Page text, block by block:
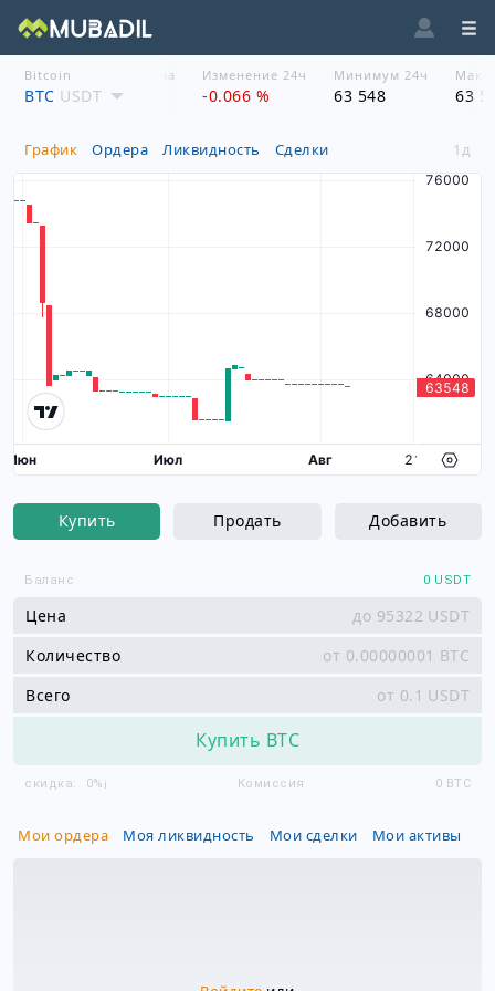
Bitcoin
BTC USDT
Стоимость актива
$ 63 548
Изменение 24ч
-0.066 %
Минимум 24ч
63 548 63
График Ордера Ликвидность Сделки 1д
Купить Продать Добавить
Баланс 0 USDT
Цена
USDT
Количество
BTC
Всего
USDT
Купить BTC
скидка: 0% ℹ️ Комиссия 0 BTC
Мои ордера Моя ликвидность Мои сделки Мои активы